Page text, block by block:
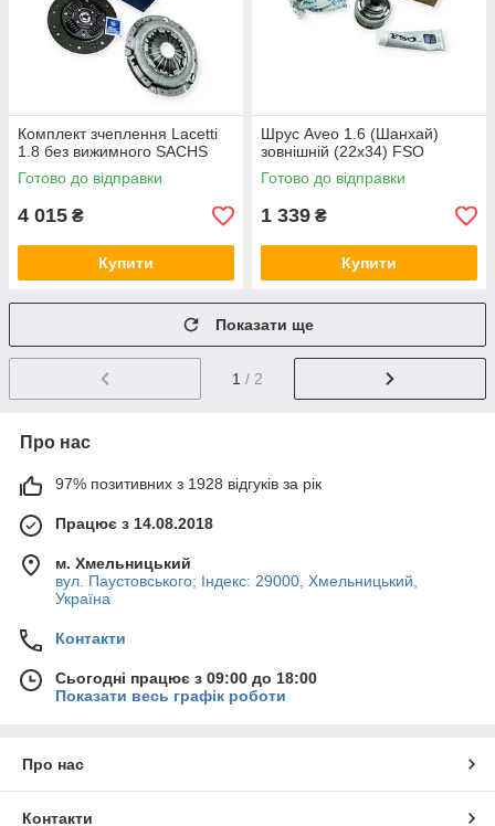
Комплект зчеплення Lacetti
1.8 без вижимного SACHS
Готово до відправки
4 015 ₴
Купити
Шрус Aveo 1.6 (Шанхай)
зовнішній (22х34) FSO
Готово до відправки
1 339 ₴
Купити
Показати ще
1 / 2
Про нас
97% позитивних з 1928 відгуків за рік
Працює з 14.08.2018
м. Хмельницький
вул. Паустовського; Індекс: 29000, Хмельницький,
Україна
Контакти
Сьогодні працює з 09:00 до 18:00
Показати весь графік роботи
Про нас
Контакти